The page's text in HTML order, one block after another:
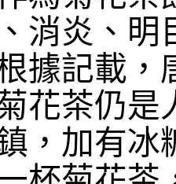
消炎、
據記載
花茶仍
，加有冰